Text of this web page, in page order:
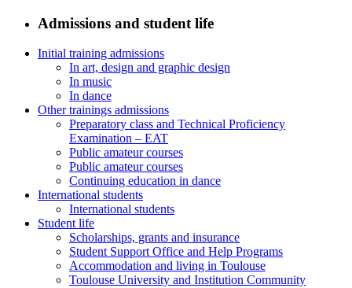
Admissions and student life
Initial training admissions
In art, design and graphic design
In music
In dance
Other trainings admissions
Preparatory class and Technical Proficiency
Examination – EAT
Public amateur courses
Public amateur courses
Continuing education in dance
International students
International students
Student life
Scholarships, grants and insurance
Student Support Office and Help Programs
Accommodation and living in Toulouse
Toulouse University and Institution Community